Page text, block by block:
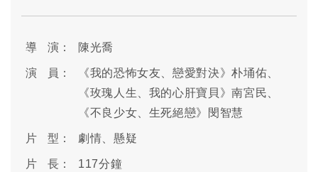
導 演： 陳光喬
演 員：
《我的恐怖女友、戀愛對決》朴埇佑、
《玫瑰人生、我的心肝寶貝》南宮民、
《不良少女、生死絕戀》閔智慧
片 型： 劇情、懸疑
片 長： 117分鐘